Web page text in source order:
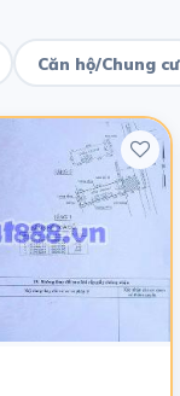
Căn hộ/Chung cư